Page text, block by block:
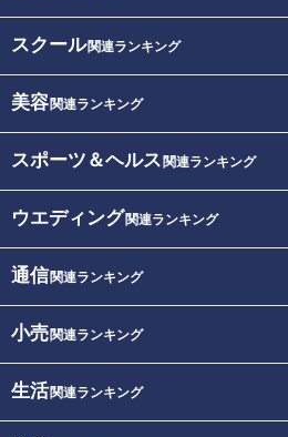
スクール関連ランキング
美容関連ランキング
スポーツ＆ヘルス 関連ランキング
ウエディング関連ランキング
通信関連ランキング
小売関連ランキング
生活関連ランキング